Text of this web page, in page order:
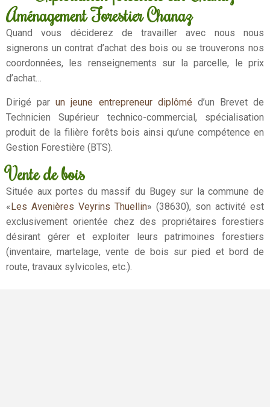
Aménagement Forestier Chanaz
Quand vous déciderez de travailler avec nous nous
signerons un contrat d’achat des bois ou se trouverons nos
coordonnées, les renseignements sur la parcelle, le prix
d’achat…
Dirigé parun jeune entrepreneur diplômé d’un Brevet de
Technicien Supérieur technico-commercial, spécialisation
produit de la filière forêts bois ainsi qu’une compétence en
Gestion Forestière (BTS).
Vente de bois
Située aux portes du massif du Bugey sur la commune de
«Les Avenières Veyrins Thuellin» (38630), son activité est
exclusivement orientée chez des propriétaires forestiers
désirant gérer et exploiter leurs patrimoines forestiers
(inventaire, martelage, vente de bois sur pied et bord de
route, travaux sylvicoles, etc.).